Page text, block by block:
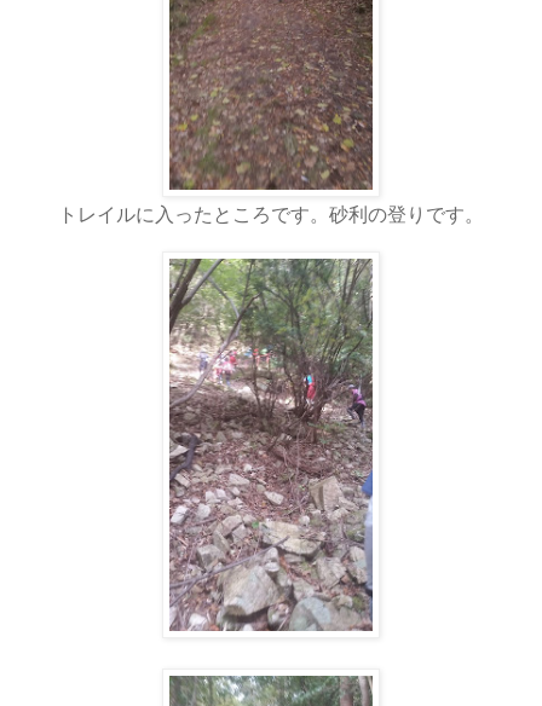
トレイルに入ったところです。砂利の登りです。